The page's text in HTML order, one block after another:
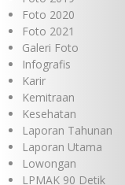
Foto 2020
Foto 2021
Galeri Foto
Infografis
Karir
Kemitraan
Kesehatan
Laporan Tahunan
Laporan Utama
Lowongan
LPMAK 90 Detik